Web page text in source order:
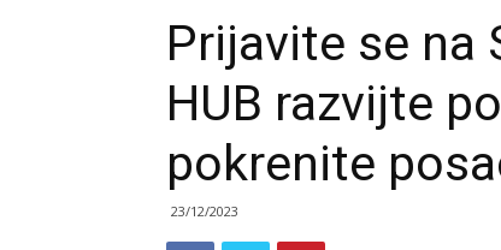
Prijavite se na
HUB razvijte
pokrenite
23/12/2023